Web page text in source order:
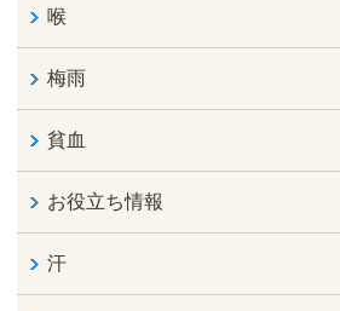
喉
梅雨
貧血
お役立ち情報
汗